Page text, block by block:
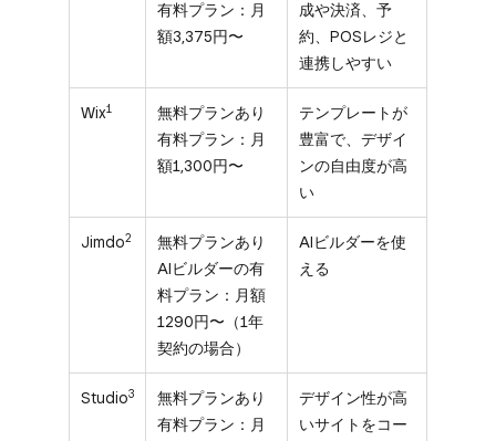
有料プラン：月
額3,375円〜
成や決済、予
約、POSレジと
連携しやすい
Wix1
無料プランあり
有料プラン：月
額1,300円〜
テンプレートが
豊富で、デザイ
ンの自由度が高
い
Jimdo2
無料プランあり
AIビルダーの有
料プラン：月額
1290円〜（1年
契約の場合）
AIビルダーを使
える
Studio3
無料プランあり
有料プラン：月
デザイン性が高
いサイトをコー